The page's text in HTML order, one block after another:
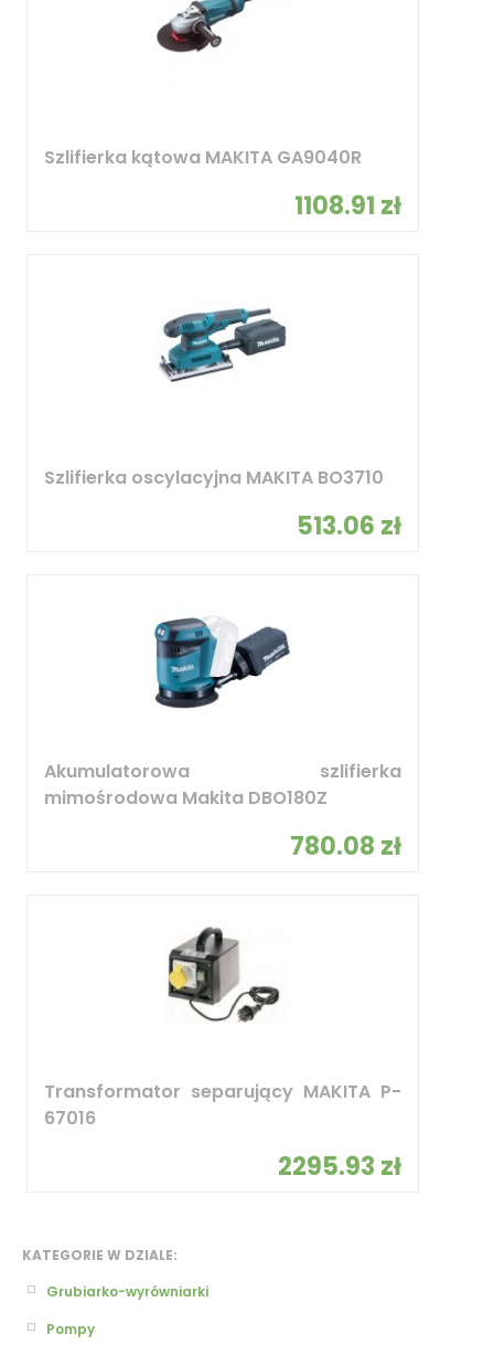
KATEGORIE W DZIALE:
Grubiarko-wyrówniarki
Pompy
Szlifierka kątowa MAKITA GA9040R
1108.91 zł
Szlifierka oscylacyjna MAKITA BO3710
513.06 zł
Akumulatorowa szlifierka
mimośrodowa Makita DBO180Z
780.08 zł
Transformator separujący MAKITA P-
67016
2295.93 zł